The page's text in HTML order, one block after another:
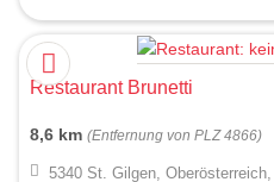
Restaurant Brunetti
8,6 km (Entfernung von PLZ 4866)
5340 St. Gilgen,